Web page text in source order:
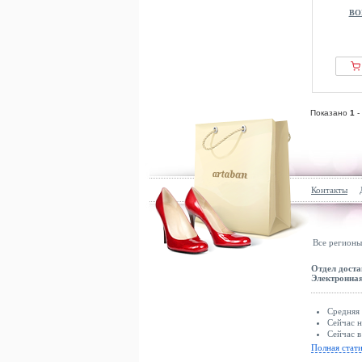
Показано 1 -
Контакты
Все регионы
Отдел
Средняя
Сейчас
Сейчас
Полная